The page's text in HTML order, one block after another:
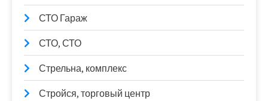
СТО Гараж
СТО, СТО
Стрельна, комплекс
Стройся, торговый центр